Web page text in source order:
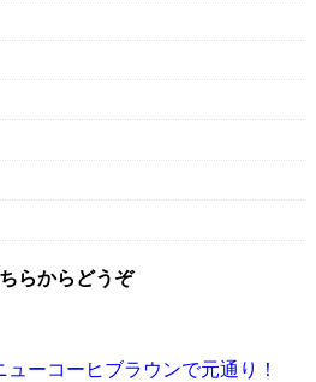
らからどうぞ
ーコーヒブラウンで元通り！